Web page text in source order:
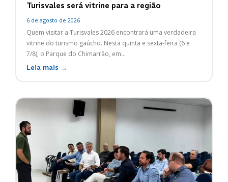
Turisvales será vitrine para a região
6 de agosto de 2026
Quem visitar a Turisvales 2026 encontrará uma verdadeira
vitrine do turismo gaúcho. Nesta quinta e sexta-feira (6 e
7/8), o Parque do Chimarrão, em...
Leia mais →